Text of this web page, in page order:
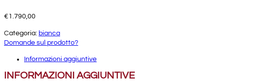
€1.790,00
Categoria: bianca
Domande sul prodotto?
Informazioni aggiuntive
INFORMAZIONI AGGIUNTIVE